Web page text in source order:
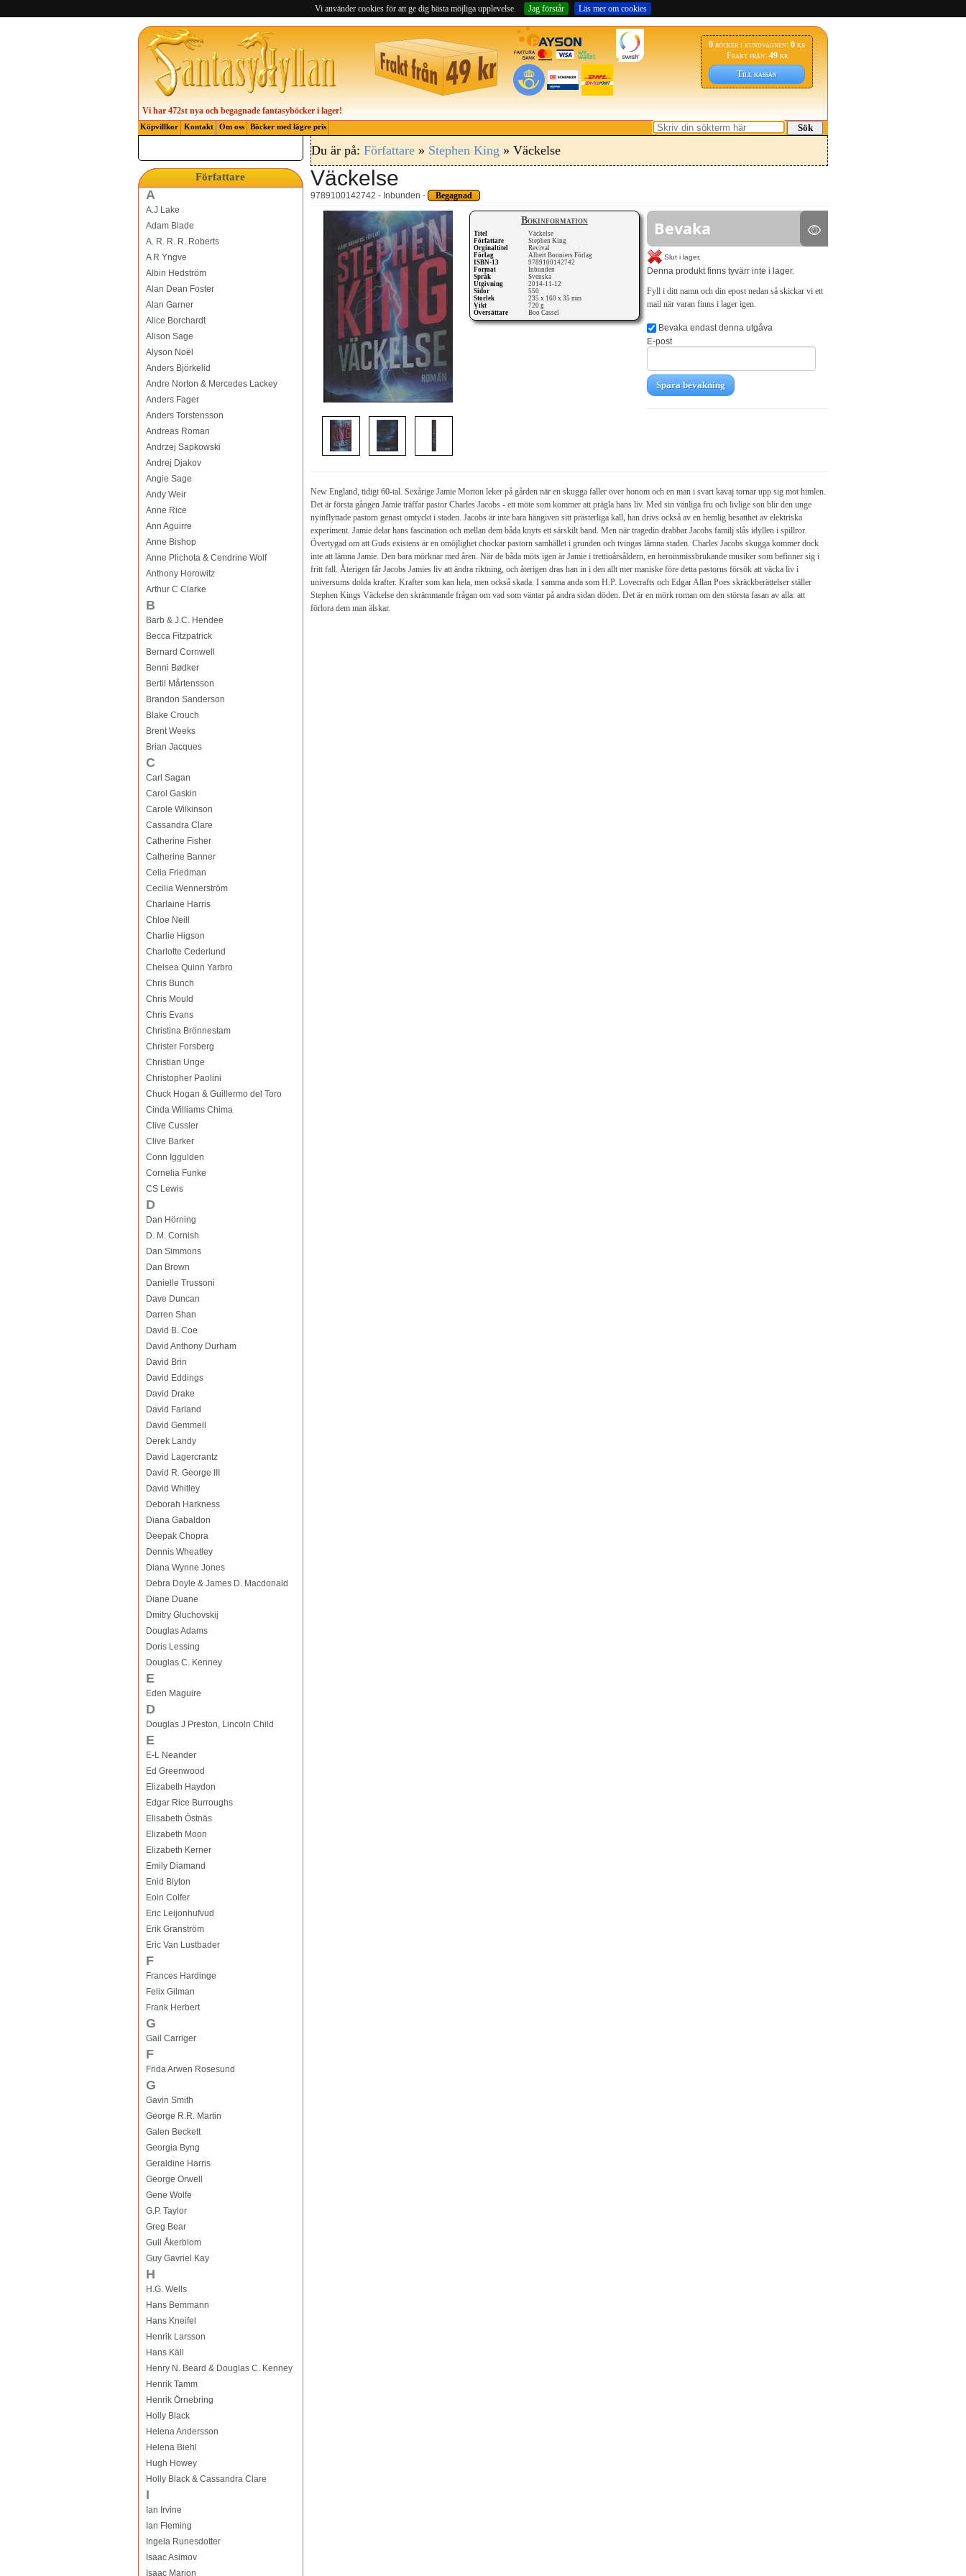
Vi använder cookies för att ge dig bästa möjliga upplevelse. Jag förstår Läs mer om cookies
0 böcker i kundvagnen:0kr
Frakt från: 49kr
Till kassan
Vi har 472st nya och begagnade fantasyböcker i lager!
Köpvillkor Kontakt Om oss Böcker med lägre pris Sök
Författare
A
A.J Lake
Adam Blade
A. R. R. R. Roberts
A R Yngve
Albin Hedström
Alan Dean Foster
Alan Garner
Alice Borchardt
Alison Sage
Alyson Noël
Anders Björkelid
Andre Norton & Mercedes Lackey
Anders Fager
Anders Torstensson
Andreas Roman
Andrzej Sapkowski
Andrej Djakov
Angie Sage
Andy Weir
Anne Rice
Ann Aguirre
Anne Bishop
Anne Plichota & Cendrine Wolf
Anthony Horowitz
Arthur C Clarke
B
Barb & J.C. Hendee
Becca Fitzpatrick
Bernard Cornwell
Benni Bødker
Bertil Mårtensson
Brandon Sanderson
Blake Crouch
Brent Weeks
Brian Jacques
C
Carl Sagan
Carol Gaskin
Carole Wilkinson
Cassandra Clare
Catherine Fisher
Catherine Banner
Celia Friedman
Cecilia Wennerström
Charlaine Harris
Chloe Neill
Charlie Higson
Charlotte Cederlund
Chelsea Quinn Yarbro
Chris Bunch
Chris Mould
Chris Evans
Christina Brönnestam
Christer Forsberg
Christian Unge
Christopher Paolini
Chuck Hogan & Guillermo del Toro
Cinda Williams Chima
Clive Cussler
Clive Barker
Conn Iggulden
Cornelia Funke
CS Lewis
D
Dan Hörning
D. M. Cornish
Dan Simmons
Dan Brown
Danielle Trussoni
Dave Duncan
Darren Shan
David B. Coe
David Anthony Durham
David Brin
David Eddings
David Drake
David Farland
David Gemmell
Derek Landy
David Lagercrantz
David R. George III
David Whitley
Deborah Harkness
Diana Gabaldon
Deepak Chopra
Dennis Wheatley
Diana Wynne Jones
Debra Doyle & James D. Macdonald
Diane Duane
Dmitry Gluchovskij
Douglas Adams
Doris Lessing
Douglas C. Kenney
E
Eden Maguire
D
Douglas J Preston, Lincoln Child
E
E-L Neander
Ed Greenwood
Elizabeth Haydon
Edgar Rice Burroughs
Elisabeth Östnäs
Elizabeth Moon
Elizabeth Kerner
Emily Diamand
Enid Blyton
Eoin Colfer
Eric Leijonhufvud
Erik Granström
Eric Van Lustbader
F
Frances Hardinge
Felix Gilman
Frank Herbert
G
Gail Carriger
F
Frida Arwen Rosesund
G
Gavin Smith
George R.R. Martin
Galen Beckett
Georgia Byng
Geraldine Harris
George Orwell
Gene Wolfe
G.P. Taylor
Greg Bear
Gull Åkerblom
Guy Gavriel Kay
H
H.G. Wells
Hans Bemmann
Hans Kneifel
Henrik Larsson
Hans Käll
Henry N. Beard & Douglas C. Kenney
Henrik Tamm
Henrik Örnebring
Holly Black
Helena Andersson
Helena Biehl
Hugh Howey
Holly Black & Cassandra Clare
I
Ian Irvine
Ian Fleming
Ingela Runesdotter
Isaac Asimov
Isaac Marion
Du är på: Författare» Stephen King » Väckelse
Väckelse
9789100142742 - Inbunden - Begagnad
Bokinformation
Titel
Väckelse
Författare
Stephen King
Orginaltitel
Revival
Förlag
Albert Bonniers Förlag
ISBN-13
9789100142742
Format
Inbunden
Språk
Svenska
Utgivning
2014-11-12
Sidor
550
Storlek
235 x 160 x 35 mm
Vikt
720 g
Översättare
Boo Cassel
Bevaka
Slut i lager.
Denna produkt finns tyvärr inte i lager.
Fyll i ditt namn och din epost nedan så skickar vi ett
mail när varan finns i lager igen.
Bevaka endast denna utgåva
E-post
Spara bevakning
New England, tidigt 60-tal. Sexårige Jamie Morton leker på gården när en skugga faller över honom och en man i svart kavaj tornar upp sig mot himlen.
Det är första gången Jamie träffar pastor Charles Jacobs - ett möte som kommer att prägla hans liv. Med sin vänliga fru och livlige son blir den unge
nyinflyttade pastorn genast omtyckt i staden. Jacobs är inte bara hängiven sitt prästerliga kall, han drivs också av en hemlig besatthet av elektriska
experiment. Jamie delar hans fascination och mellan dem båda knyts ett särskilt band. Men när tragedin drabbar Jacobs familj slås idyllen i spillror.
Övertygad om att Guds existens är en omöjlighet chockar pastorn samhället i grunden och tvingas lämna staden. Charles Jacobs skugga kommer dock
inte att lämna Jamie. Den bara mörknar med åren. När de båda möts igen är Jamie i trettioårsåldern, en heroinmissbrukande musiker som befinner sig i
fritt fall. Återigen får Jacobs Jamies liv att ändra riktning, och återigen dras han in i den allt mer maniske före detta pastorns försök att väcka liv i
universums dolda krafter. Krafter som kan hela, men också skada. I samma anda som H.P. Lovecrafts och Edgar Allan Poes skräckberättelser ställer
Stephen Kings Väckelse den skrämmande frågan om vad som väntar på andra sidan döden. Det är en mörk roman om den största fasan av alla: att
förlora dem man älskar.